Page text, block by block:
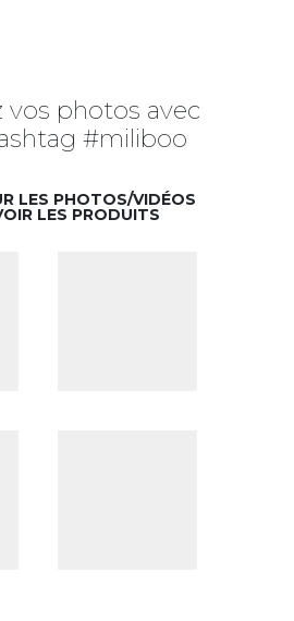
vos photos avec
#miliboo
LES PHOTOS/VIDÉOS
LES PRODUITS